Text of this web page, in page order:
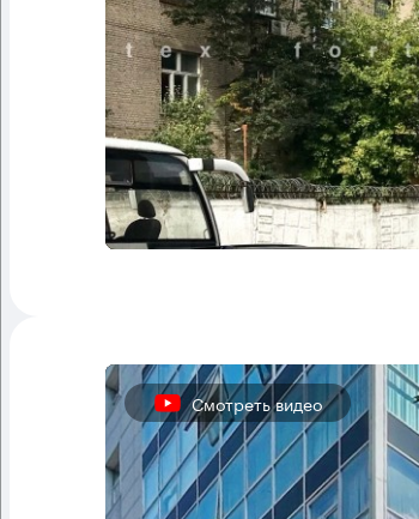
Смотреть видео